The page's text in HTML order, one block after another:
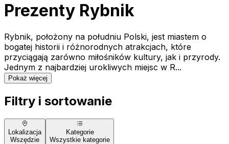
Prezenty Rybnik
Rybnik, położony na południu Polski, jest miastem o
bogatej historii i różnorodnych atrakcjach, które
przyciągają zarówno miłośników kultury, jak i przyrody.
Jednym z najbardziej urokliwych miejsc w R...
Pokaż więcej
Filtry i sortowanie
Lokalizacja
Wszędzie
Kategorie
Wszystkie kategorie